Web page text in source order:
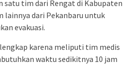
satu tim dari Rengat di Kabupaten
lainnya dari Pekanbaru untuk
evakuasi.
karena meliputi tim medis
waktu sedikitnya 10 jam